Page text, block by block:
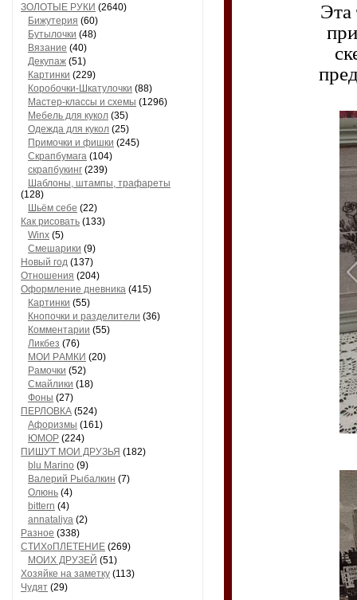
ЗОЛОТЫЕ РУКИ (2640)
Бижутерия (60)
Бутылочки (48)
Вязaние (40)
Декупaж (51)
Кaртинки (229)
Коробочки-Шкатулочки (88)
Мастер-классы и схемы (1296)
Мебель для кукол (35)
Одеждa для кукол (25)
Примочки и фишки (245)
Скрaпбумaгa (104)
скрапбукинг (239)
Шaблоны, штaмпы, трaфaреты
(128)
Шьём себе (22)
Как рисовать (133)
Winx (5)
Смешарики (9)
Новый год (137)
Отношения (204)
Оформление дневника (415)
Кaртинки (55)
Кнопочки и рaзделители (36)
Комментaрии (55)
Ликбез (76)
МОИ РAМКИ (20)
Рaмочки (52)
Смaйлики (18)
Фоны (27)
ПЕРЛОВКА (524)
Aфоризмы (161)
ЮМОР (224)
ПИШУТ МОИ ДРУЗЬЯ (182)
blu Marino (9)
Валерий Рыбалкин (7)
Олюнь (4)
bittern (4)
annataliya (2)
Разное (338)
СТИХоПЛЕТЕНИЕ (269)
МОИХ ДРУЗЕЙ (51)
Хозяйке на заметку (113)
Чудят (29)
Этa